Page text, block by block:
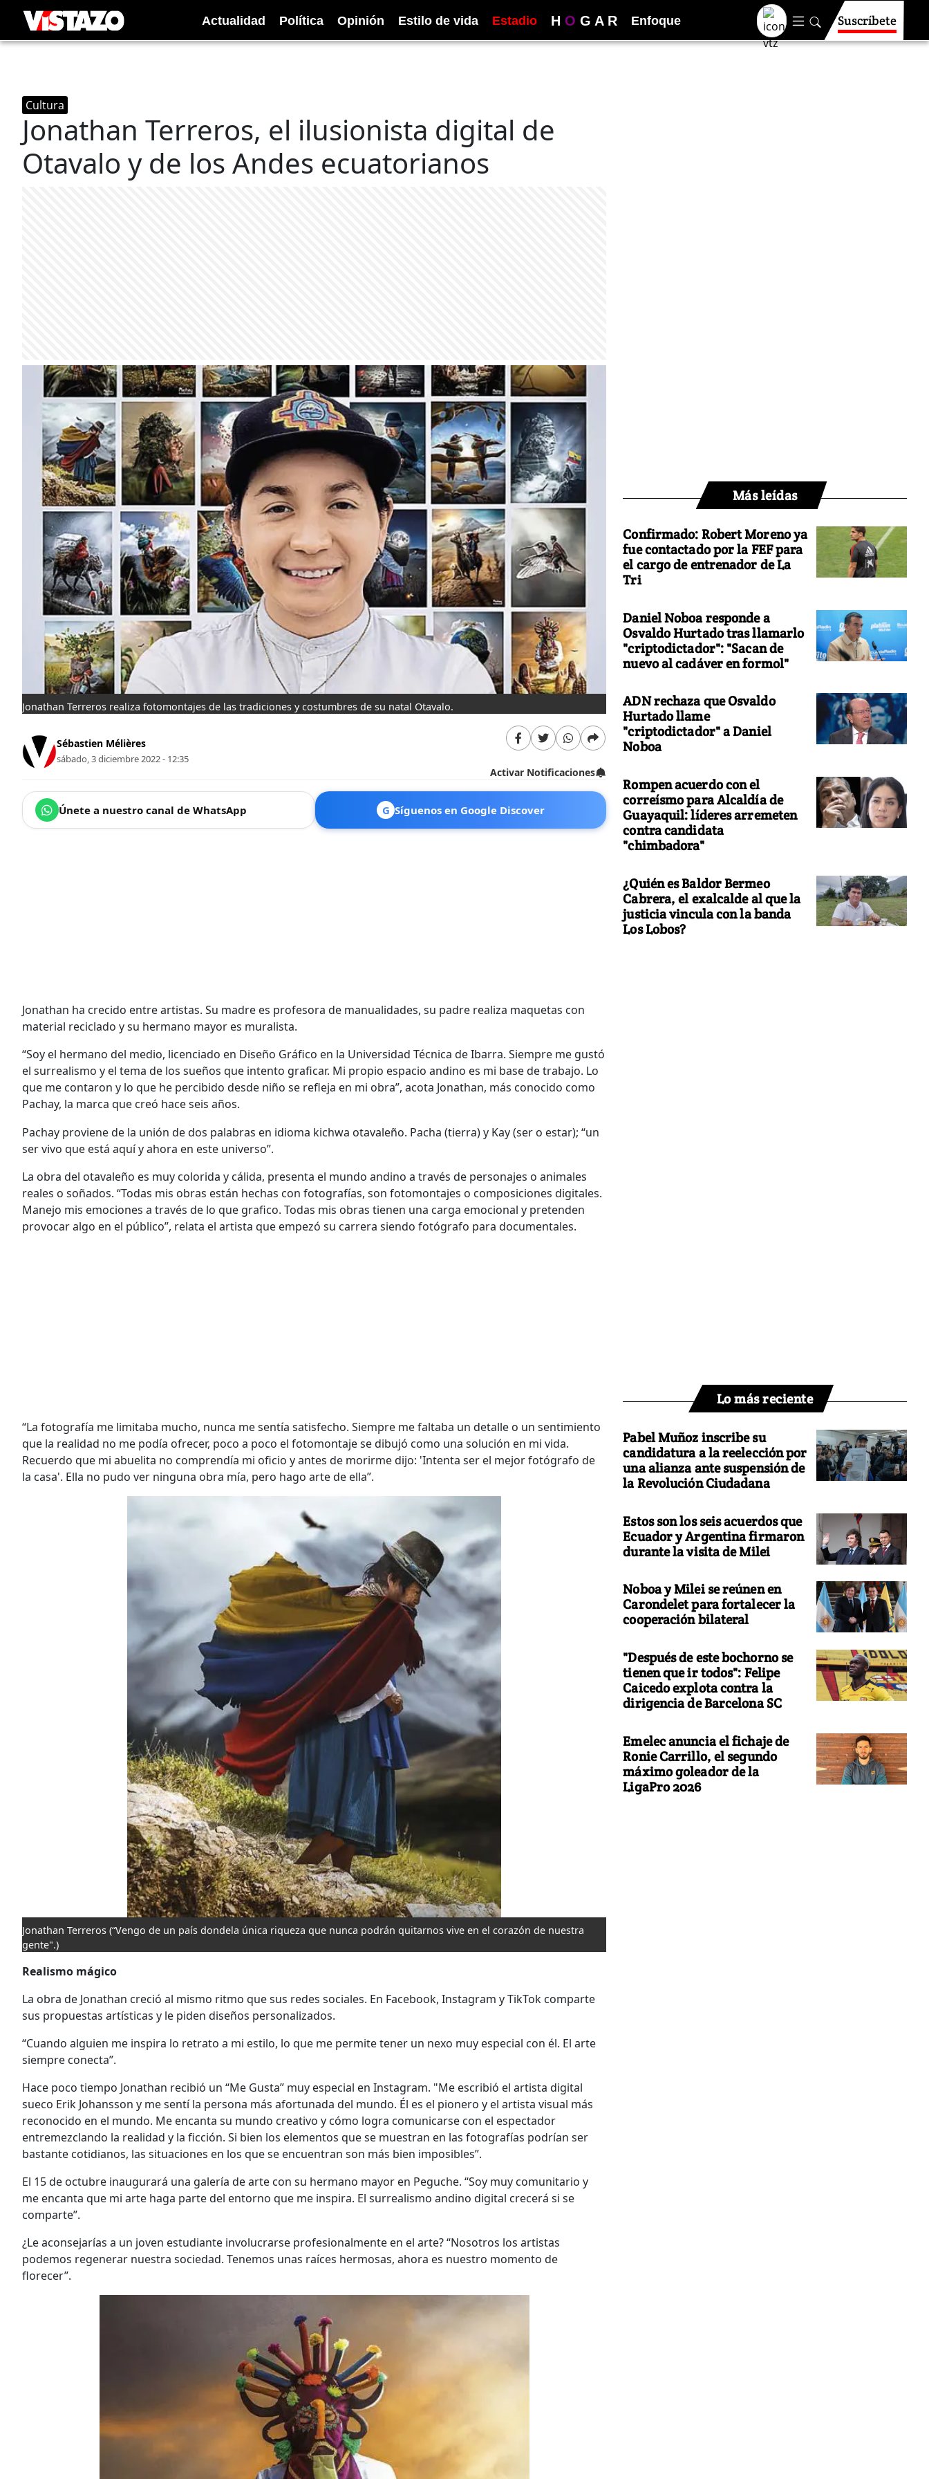
Actualidad Política Opinión Estilo de vida Estadio H O G A R Enfoque Suscríbete
Cultura
Jonathan Terreros, el ilusionista digital de
Otavalo y de los Andes ecuatorianos
Jonathan Terreros realiza fotomontajes de las tradiciones y costumbres de su natal Otavalo.
Sébastien Mélières
sábado, 3 diciembre 2022 - 12:35
Activar Notificaciones
Únete a nuestro canal de WhatsApp G Síguenos en Google Discover
Jonathan ha crecido entre artistas. Su madre es profesora de manualidades, su padre realiza maquetas con
material reciclado y su hermano mayor es muralista.
“Soy el hermano del medio, licenciado en Diseño Gráfico en la Universidad Técnica de Ibarra. Siempre me gustó
el surrealismo y el tema de los sueños que intento graficar. Mi propio espacio andino es mi base de trabajo. Lo
que me contaron y lo que he percibido desde niño se refleja en mi obra”, acota Jonathan, más conocido como
Pachay, la marca que creó hace seis años.
Pachay proviene de la unión de dos palabras en idioma kichwa otavaleño. Pacha (tierra) y Kay (ser o estar); “un
ser vivo que está aquí y ahora en este universo”.
La obra del otavaleño es muy colorida y cálida, presenta el mundo andino a través de personajes o animales
reales o soñados. “Todas mis obras están hechas con fotografías, son fotomontajes o composiciones digitales.
Manejo mis emociones a través de lo que grafico. Todas mis obras tienen una carga emocional y pretenden
provocar algo en el público”, relata el artista que empezó su carrera siendo fotógrafo para documentales.
“La fotografía me limitaba mucho, nunca me sentía satisfecho. Siempre me faltaba un detalle o un sentimiento
que la realidad no me podía ofrecer, poco a poco el fotomontaje se dibujó como una solución en mi vida.
Recuerdo que mi abuelita no comprendía mi oficio y antes de morirme dijo: 'Intenta ser el mejor fotógrafo de
la casa'. Ella no pudo ver ninguna obra mía, pero hago arte de ella”.
Jonathan Terreros (“Vengo de un país dondela única riqueza que nunca podrán quitarnos vive en el corazón de nuestra
gente".)
Realismo mágico
La obra de Jonathan creció al mismo ritmo que sus redes sociales. En Facebook, Instagram y TikTok comparte
sus propuestas artísticas y le piden diseños personalizados.
“Cuando alguien me inspira lo retrato a mi estilo, lo que me permite tener un nexo muy especial con él. El arte
siempre conecta”.
Hace poco tiempo Jonathan recibió un “Me Gusta” muy especial en Instagram. "Me escribió el artista digital
sueco Erik Johansson y me sentí la persona más afortunada del mundo. Él es el pionero y el artista visual más
reconocido en el mundo. Me encanta su mundo creativo y cómo logra comunicarse con el espectador
entremezclando la realidad y la ficción. Si bien los elementos que se muestran en las fotografías podrían ser
bastante cotidianos, las situaciones en los que se encuentran son más bien imposibles”.
El 15 de octubre inaugurará una galería de arte con su hermano mayor en Peguche. “Soy muy comunitario y
me encanta que mi arte haga parte del entorno que me inspira. El surrealismo andino digital crecerá si se
comparte”.
¿Le aconsejarías a un joven estudiante involucrarse profesionalmente en el arte? “Nosotros los artistas
podemos regenerar nuestra sociedad. Tenemos unas raíces hermosas, ahora es nuestro momento de
florecer”.
Más leídas
Confirmado: Robert Moreno ya
fue contactado por la FEF para
el cargo de entrenador de La
Tri
Daniel Noboa responde a
Osvaldo Hurtado tras llamarlo
"criptodictador": "Sacan de
nuevo al cadáver en formol"
ADN rechaza que Osvaldo
Hurtado llame
"criptodictador" a Daniel
Noboa
Rompen acuerdo con el
correísmo para Alcaldía de
Guayaquil: líderes arremeten
contra candidata
"chimbadora"
¿Quién es Baldor Bermeo
Cabrera, el exalcalde al que la
justicia vincula con la banda
Los Lobos?
Lo más reciente
Pabel Muñoz inscribe su
candidatura a la reelección por
una alianza ante suspensión de
la Revolución Ciudadana
Estos son los seis acuerdos que
Ecuador y Argentina firmaron
durante la visita de Milei
Noboa y Milei se reúnen en
Carondelet para fortalecer la
cooperación bilateral
"Después de este bochorno se
tienen que ir todos": Felipe
Caicedo explota contra la
dirigencia de Barcelona SC
Emelec anuncia el fichaje de
Ronie Carrillo, el segundo
máximo goleador de la
LigaPro 2026